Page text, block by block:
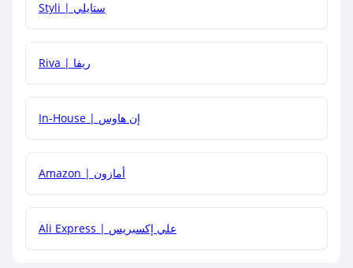
هل يمكنني جمع كود خصم مع العروض الأخرى؟
Styli | ستايلي
Riva | ريفا
In-House | إن هاوس
Amazon | أمازون
Ali Express | علي إكسبريس